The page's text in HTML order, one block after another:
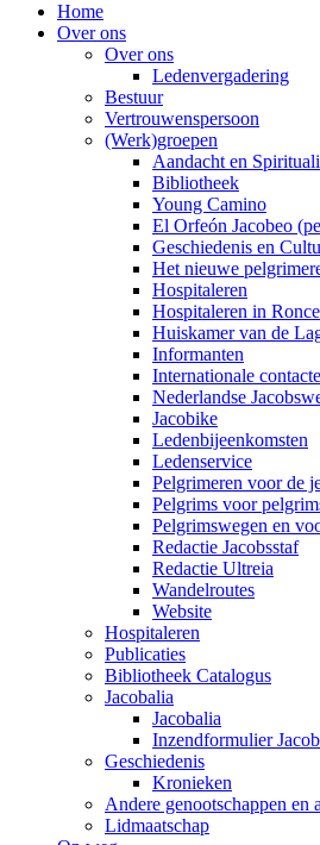
Home
Over ons
Over ons
Ledenvergadering
Bestuur
Vertrouwenspersoon
(Werk)groepen
Aandacht en
Bibliotheek
Young Camino
El Orfeón Jacobeo
Geschiedenis en
Het nieuwe
Hospitaleren
Hospitaleren in
Huiskamer van de
Informanten
Internationale
Nederlandse
Jacobike
Ledenbijeenkomsten
Ledenservice
Pelgrimeren voor de
Pelgrims voor
Pelgrimswegen en
Redactie Jacobsstaf
Redactie Ultreia
Wandelroutes
Website
Hospitaleren
Publicaties
Bibliotheek Catalogus
Jacobalia
Jacobalia
Inzendformulier
Geschiedenis
Kronieken
Andere genootschappen en
Lidmaatschap